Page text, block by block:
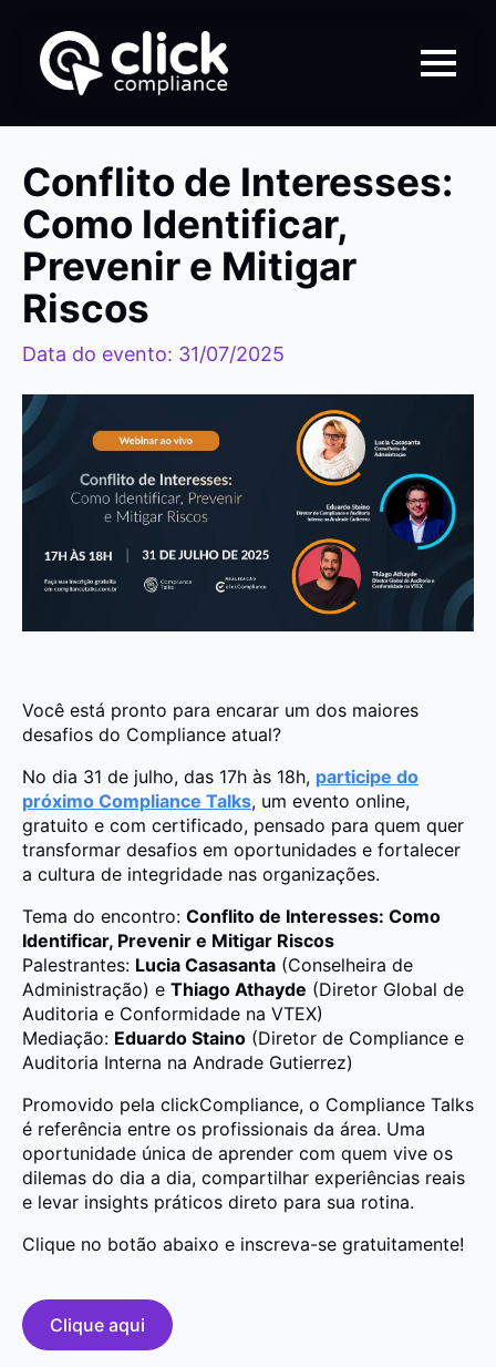
Conflito de Interesses:
Como Identificar,
Prevenir e Mitigar
Riscos
Data do evento: 31/07/2025
Você está pronto para encarar um dos maiores
desafios do Compliance atual?
No dia 31 de julho, das 17h às 18h, participe do
próximo Compliance Talks, um evento online,
gratuito e com certificado, pensado para quem quer
transformar desafios em oportunidades e fortalecer
a cultura de integridade nas organizações.
Tema do encontro: Conflito de Interesses: Como
Identificar, Prevenir e Mitigar Riscos
Palestrantes: Lucia Casasanta (Conselheira de
Administração) e Thiago Athayde (Diretor Global de
Auditoria e Conformidade na VTEX)
Mediação: Eduardo Staino (Diretor de Compliance e
Auditoria Interna na Andrade Gutierrez)
Promovido pela clickCompliance, o Compliance Talks
é referência entre os profissionais da área. Uma
oportunidade única de aprender com quem vive os
dilemas do dia a dia, compartilhar experiências reais
e levar insights práticos direto para sua rotina.
Clique no botão abaixo e inscreva-se gratuitamente!
Clique aqui